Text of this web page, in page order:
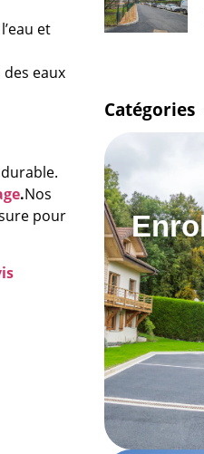
et
eaux
.Nos
pour
Catégories